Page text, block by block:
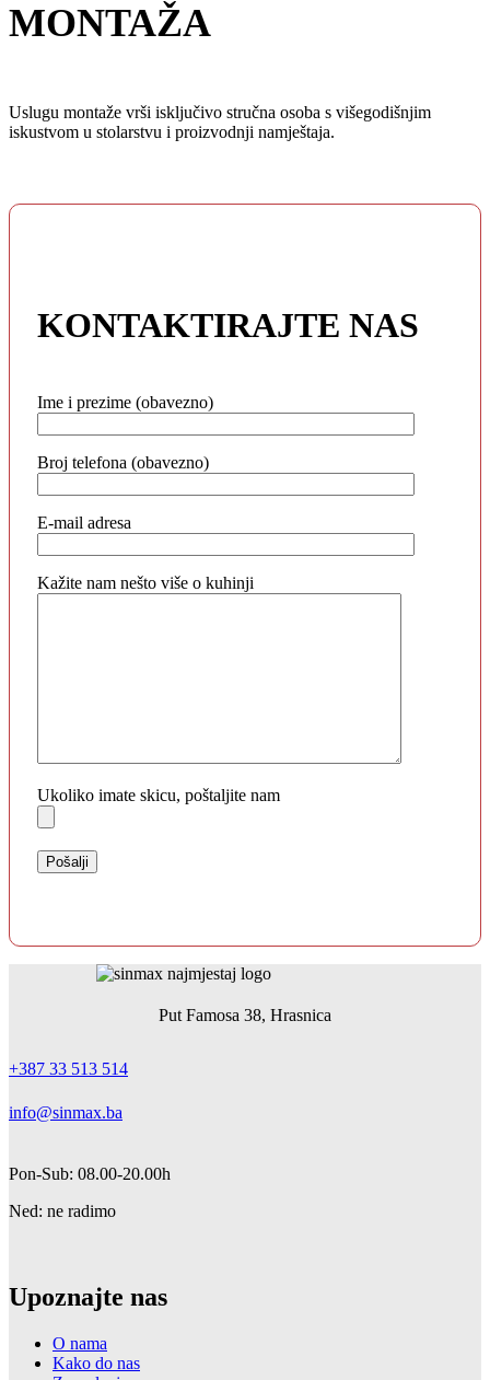
MONTAŽA
Uslugu montaže vrši isključivo stručna osoba s višegodišnjim
iskustvom u stolarstvu i proizvodnji namještaja.
KONTAKTIRAJTE NAS
Ime i prezime (obavezno)
Broj telefona (obavezno)
E-mail adresa
Kažite nam nešto više o kuhinji
Ukoliko imate skicu, poštaljite nam
Put Famosa 38, Hrasnica
+387 33 513 514
info@sinmax.ba
Pon-Sub: 08.00-20.00h
Ned: ne radimo
Upoznajte nas
O nama
Kako do nas